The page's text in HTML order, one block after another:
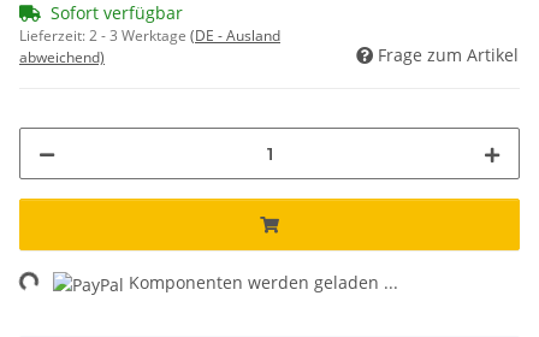
Sofort verfügbar
Lieferzeit:2 - 3 Werktage (DE - Ausland
abweichend)
Frage zum Artikel
Komponenten werden geladen ...